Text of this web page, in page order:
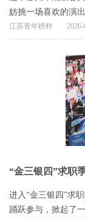
妨挑一场喜欢的演
江苏青年榜样
“金三银四”求职
进入“金三银四”求
踊跃参与，掀起了